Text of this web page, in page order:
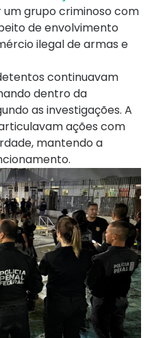
um grupo criminoso com
de envolvimento
ilegal de armas e
continuavam
dentro da
as investigações. A
ações com
mantendo a